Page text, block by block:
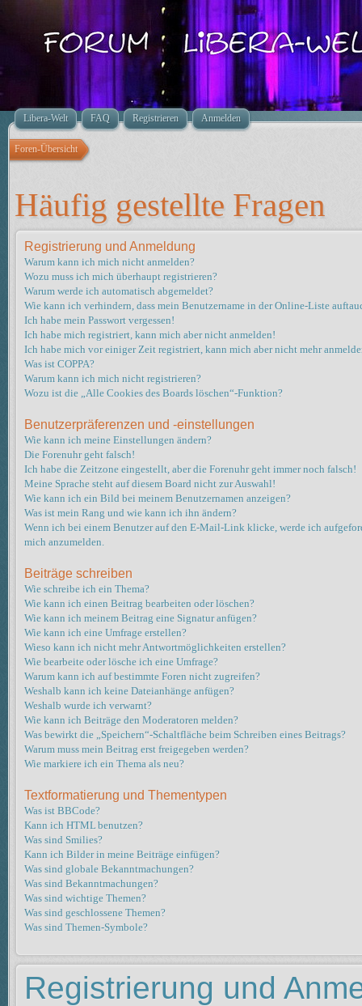
Libera-Welt FAQ Registrieren Anmelden
Foren-Übersicht
Häufig gestellte Fragen
Registrierung und Anmeldung
Warum kann ich mich nicht anmelden?
Wozu muss ich mich überhaupt registrieren?
Warum werde ich automatisch abgemeldet?
Wie kann ich verhindern, dass mein Benutzername in der Online-Liste
Ich habe mein Passwort vergessen!
Ich habe mich registriert, kann mich aber nicht anmelden!
Ich habe mich vor einiger Zeit registriert, kann mich aber nicht mehr
Was ist COPPA?
Warum kann ich mich nicht registrieren?
Wozu ist die „Alle Cookies des Boards löschen“-Funktion?
Benutzerpräferenzen und -einstellungen
Wie kann ich meine Einstellungen ändern?
Die Forenuhr geht falsch!
Ich habe die Zeitzone eingestellt, aber die Forenuhr geht immer noch falsch!
Meine Sprache steht auf diesem Board nicht zur Auswahl!
Wie kann ich ein Bild bei meinem Benutzernamen anzeigen?
Was ist mein Rang und wie kann ich ihn ändern?
Wenn ich bei einem Benutzer auf den E-Mail-Link klicke, werde ich
mich anzumelden.
Beiträge schreiben
Wie schreibe ich ein Thema?
Wie kann ich einen Beitrag bearbeiten oder löschen?
Wie kann ich meinem Beitrag eine Signatur anfügen?
Wie kann ich eine Umfrage erstellen?
Wieso kann ich nicht mehr Antwortmöglichkeiten erstellen?
Wie bearbeite oder lösche ich eine Umfrage?
Warum kann ich auf bestimmte Foren nicht zugreifen?
Weshalb kann ich keine Dateianhänge anfügen?
Weshalb wurde ich verwarnt?
Wie kann ich Beiträge den Moderatoren melden?
Was bewirkt die „Speichern“-Schaltfläche beim Schreiben eines Beitrags?
Warum muss mein Beitrag erst freigegeben werden?
Wie markiere ich ein Thema als neu?
Textformatierung und Thementypen
Was ist BBCode?
Kann ich HTML benutzen?
Was sind Smilies?
Kann ich Bilder in meine Beiträge einfügen?
Was sind globale Bekanntmachungen?
Was sind Bekanntmachungen?
Was sind wichtige Themen?
Was sind geschlossene Themen?
Was sind Themen-Symbole?
Registrierung und